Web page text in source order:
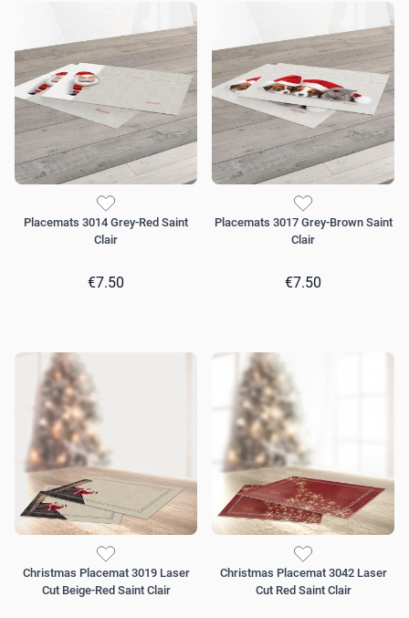
Placemats 3014 Grey-Red Saint
Clair
€7.50
Placemats 3017 Grey-Brown Saint
Clair
€7.50
Christmas Placemat 3019 Laser
Cut Beige-Red Saint Clair
Christmas Placemat 3042 Laser
Cut Red Saint Clair